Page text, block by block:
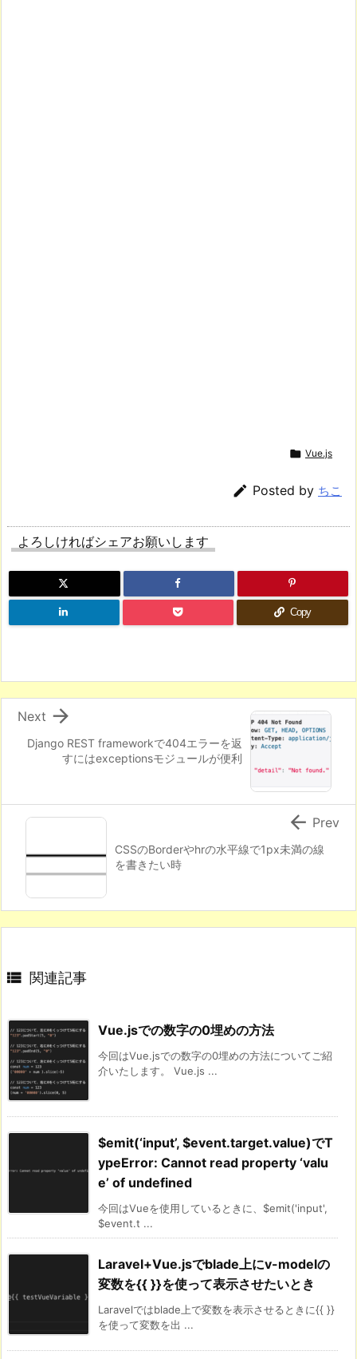
 Vue.js
 Posted by ちこ
よろしければシェアお願いします
Copy
Django REST frameworkで404エラーを返
すにはexceptionsモジュールが便利

Next
CSSのBorderやhrの水平線で1px未満の線
を書きたい時
 Prev
 関連記事
Vue.jsでの数字の0埋めの方法
今回はVue.jsでの数字の0埋めの方法についてご紹
介いたします。 Vue.js ...
$emit(‘input’, $event.target.value)でT
ypeError: Cannot read property ‘valu
e’ of undefined
今回はVueを使用しているときに、$emit('input',
$event.t ...
Laravel+Vue.jsでblade上にv-modelの
変数を{{ }}を使って表示させたいとき
Laravelではblade上で変数を表示させるときに{{ }}
を使って変数を出 ...